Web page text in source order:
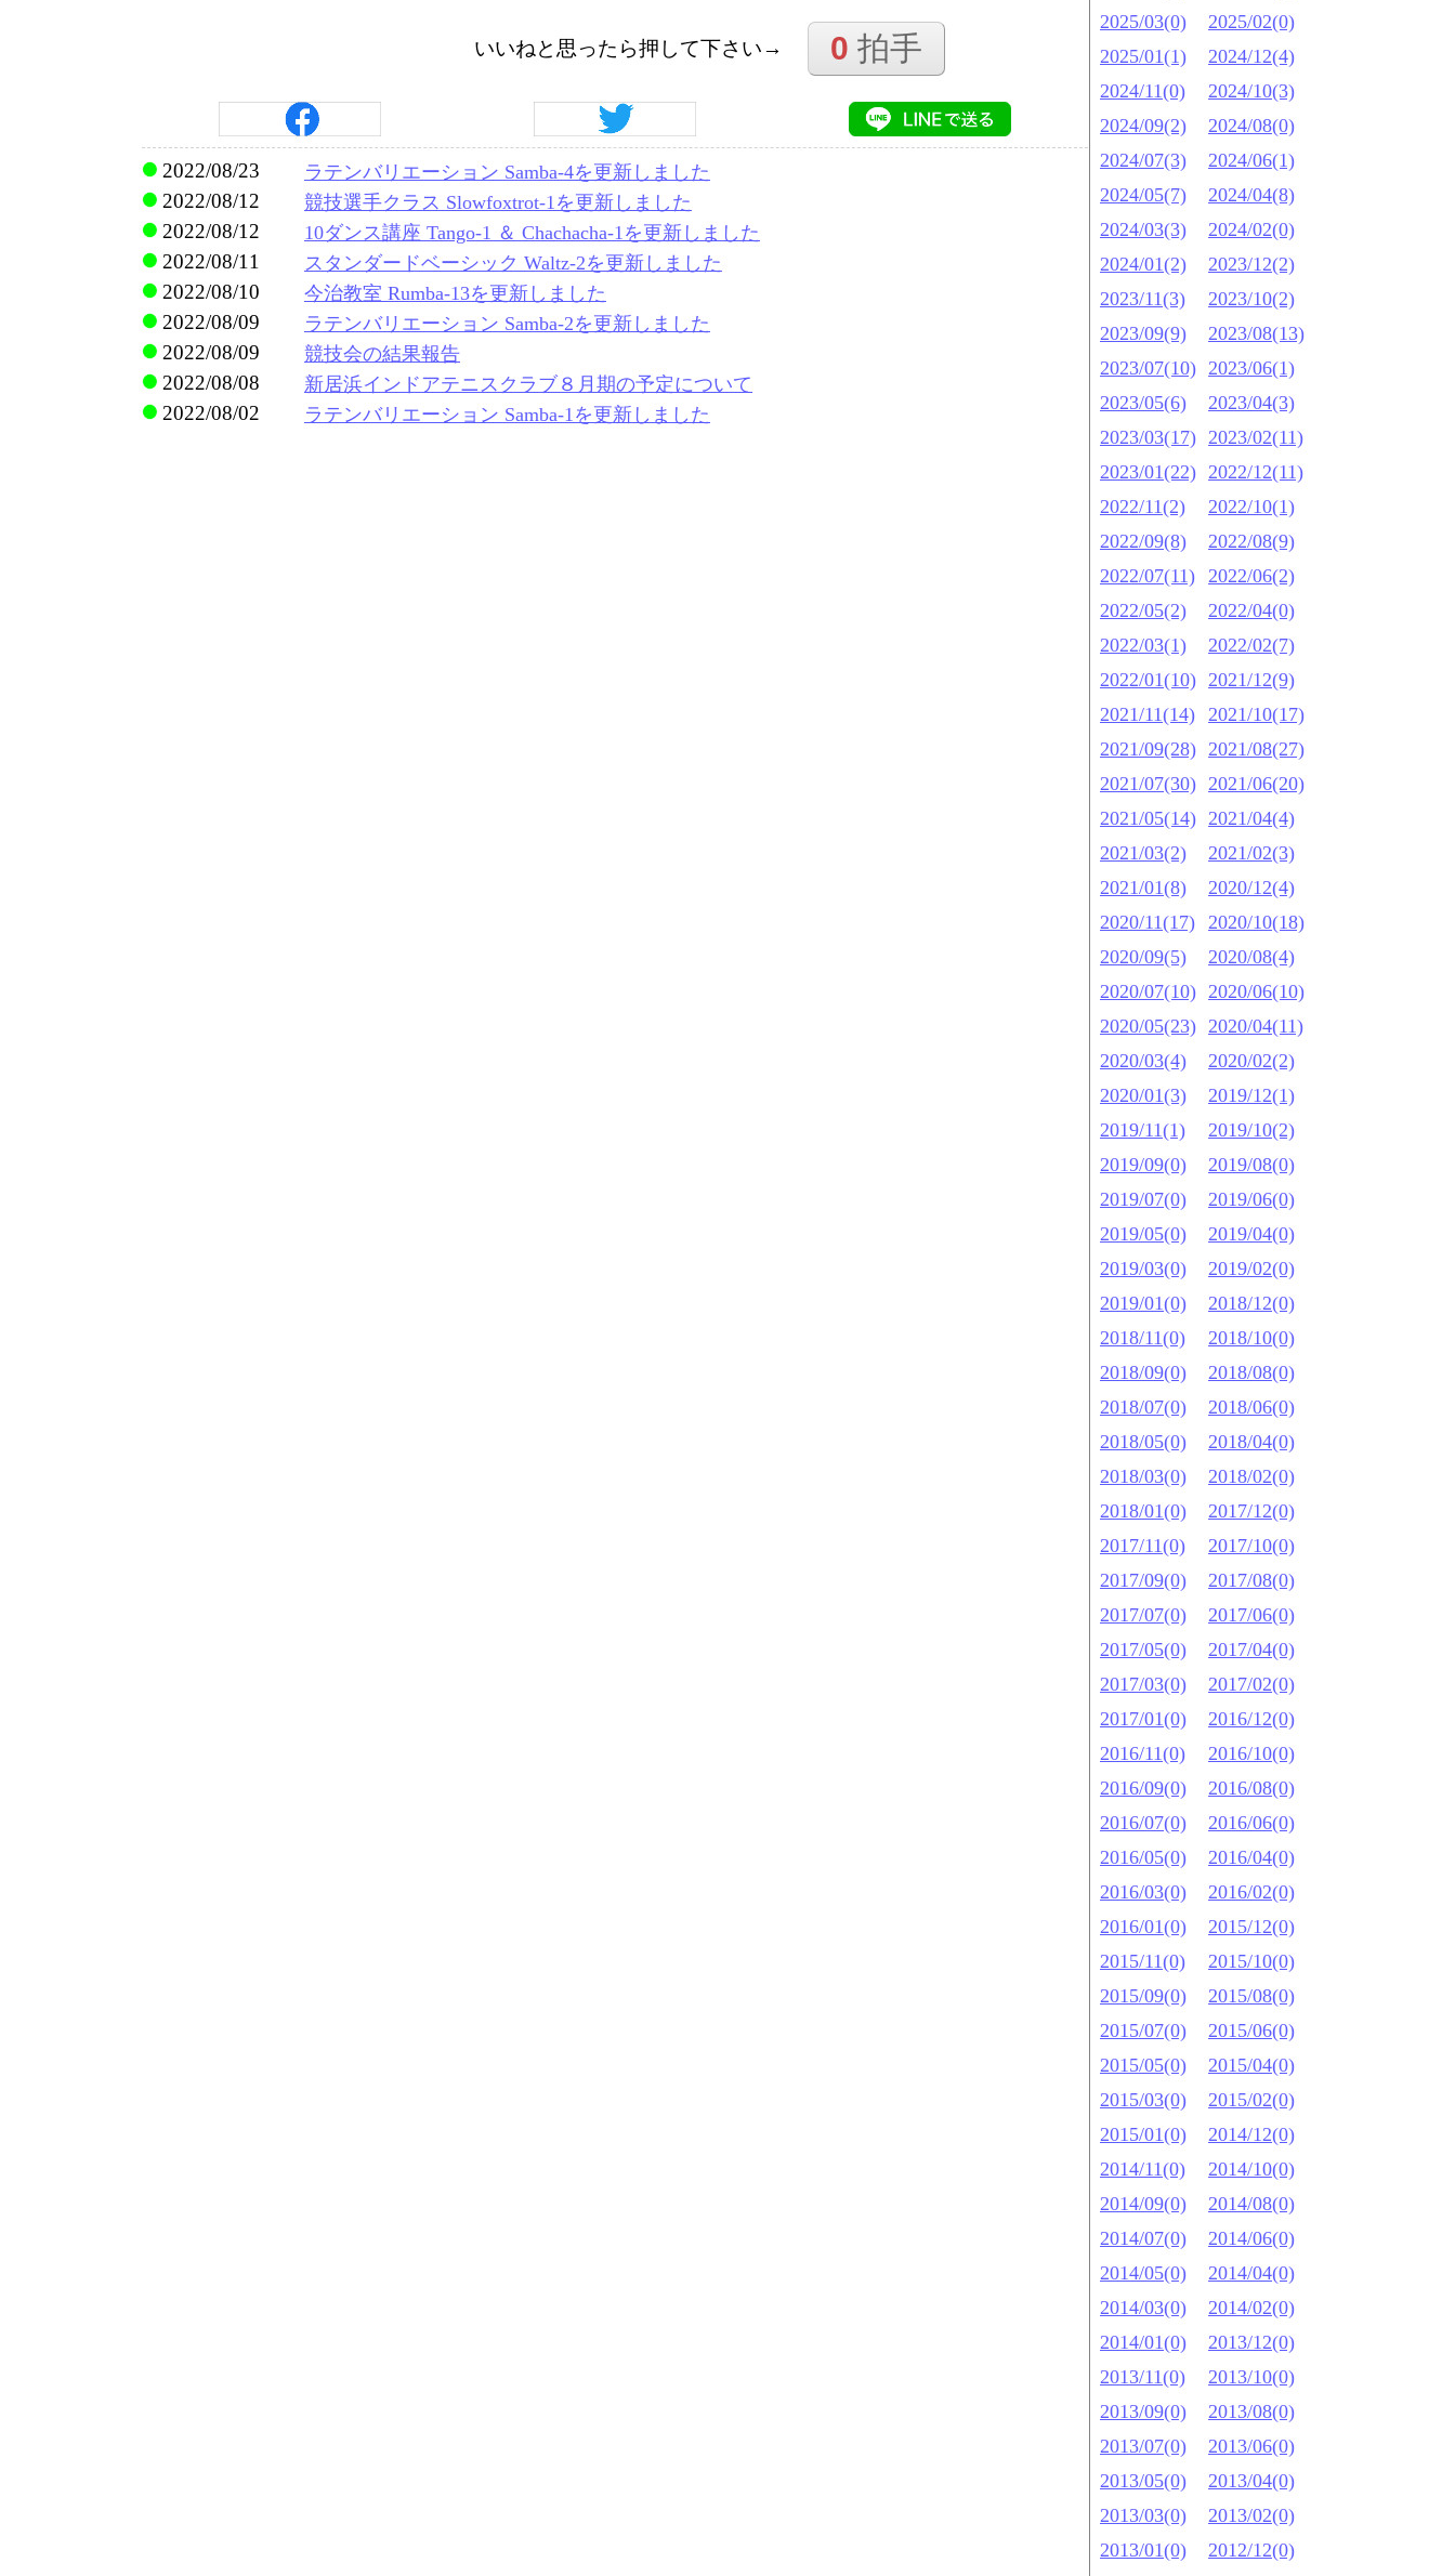
いいねと思ったら押して下さい→ 0 拍手
2022/08/23 ラテンバリエーション Samba-4を更新しました
2022/08/12 競技選手クラス Slowfoxtrot-1を更新しました
2022/08/12 10ダンス講座 Tango-1 ＆ Chachacha-1を更新しました
2022/08/11 スタンダードベーシック Waltz-2を更新しました
2022/08/10 今治教室 Rumba-13を更新しました
2022/08/09 ラテンバリエーション Samba-2を更新しました
2022/08/09 競技会の結果報告
2022/08/08 新居浜インドアテニスクラブ８月期の予定について
2022/08/02 ラテンバリエーション Samba-1を更新しました
2025/03(0)
2025/02(0)
2025/01(1)
2024/12(4)
2024/11(0)
2024/10(3)
2024/09(2)
2024/08(0)
2024/07(3)
2024/06(1)
2024/05(7)
2024/04(8)
2024/03(3)
2024/02(0)
2024/01(2)
2023/12(2)
2023/11(3)
2023/10(2)
2023/09(9)
2023/08(13)
2023/07(10) 2023/06(1)
2023/05(6)
2023/04(3)
2023/03(17) 2023/02(11)
2023/01(22) 2022/12(11)
2022/11(2)
2022/10(1)
2022/09(8)
2022/08(9)
2022/07(11) 2022/06(2)
2022/05(2)
2022/04(0)
2022/03(1)
2022/02(7)
2022/01(10) 2021/12(9)
2021/11(14) 2021/10(17)
2021/09(28) 2021/08(27)
2021/07(30) 2021/06(20)
2021/05(14) 2021/04(4)
2021/03(2)
2021/02(3)
2021/01(8)
2020/12(4)
2020/11(17) 2020/10(18)
2020/09(5)
2020/08(4)
2020/07(10) 2020/06(10)
2020/05(23) 2020/04(11)
2020/03(4)
2020/02(2)
2020/01(3)
2019/12(1)
2019/11(1)
2019/10(2)
2019/09(0)
2019/08(0)
2019/07(0)
2019/06(0)
2019/05(0)
2019/04(0)
2019/03(0)
2019/02(0)
2019/01(0)
2018/12(0)
2018/11(0)
2018/10(0)
2018/09(0)
2018/08(0)
2018/07(0)
2018/06(0)
2018/05(0)
2018/04(0)
2018/03(0)
2018/02(0)
2018/01(0)
2017/12(0)
2017/11(0)
2017/10(0)
2017/09(0)
2017/08(0)
2017/07(0)
2017/06(0)
2017/05(0)
2017/04(0)
2017/03(0)
2017/02(0)
2017/01(0)
2016/12(0)
2016/11(0)
2016/10(0)
2016/09(0)
2016/08(0)
2016/07(0)
2016/06(0)
2016/05(0)
2016/04(0)
2016/03(0)
2016/02(0)
2016/01(0)
2015/12(0)
2015/11(0)
2015/10(0)
2015/09(0)
2015/08(0)
2015/07(0)
2015/06(0)
2015/05(0)
2015/04(0)
2015/03(0)
2015/02(0)
2015/01(0)
2014/12(0)
2014/11(0)
2014/10(0)
2014/09(0)
2014/08(0)
2014/07(0)
2014/06(0)
2014/05(0)
2014/04(0)
2014/03(0)
2014/02(0)
2014/01(0)
2013/12(0)
2013/11(0)
2013/10(0)
2013/09(0)
2013/08(0)
2013/07(0)
2013/06(0)
2013/05(0)
2013/04(0)
2013/03(0)
2013/02(0)
2013/01(0)
2012/12(0)